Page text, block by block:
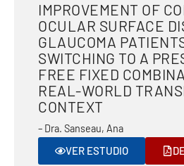
IMPROVEMENT OF
OCULAR SURFACE
GLAUCOMA
SWITCHING TO A
FREE FIXED
REAL-WORLD
CONTEXT
– Dra. Sanseau, Ana
VER ESTUDIO